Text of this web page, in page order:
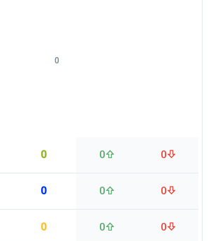
0 0 0
0 0 0
0 0 0
0